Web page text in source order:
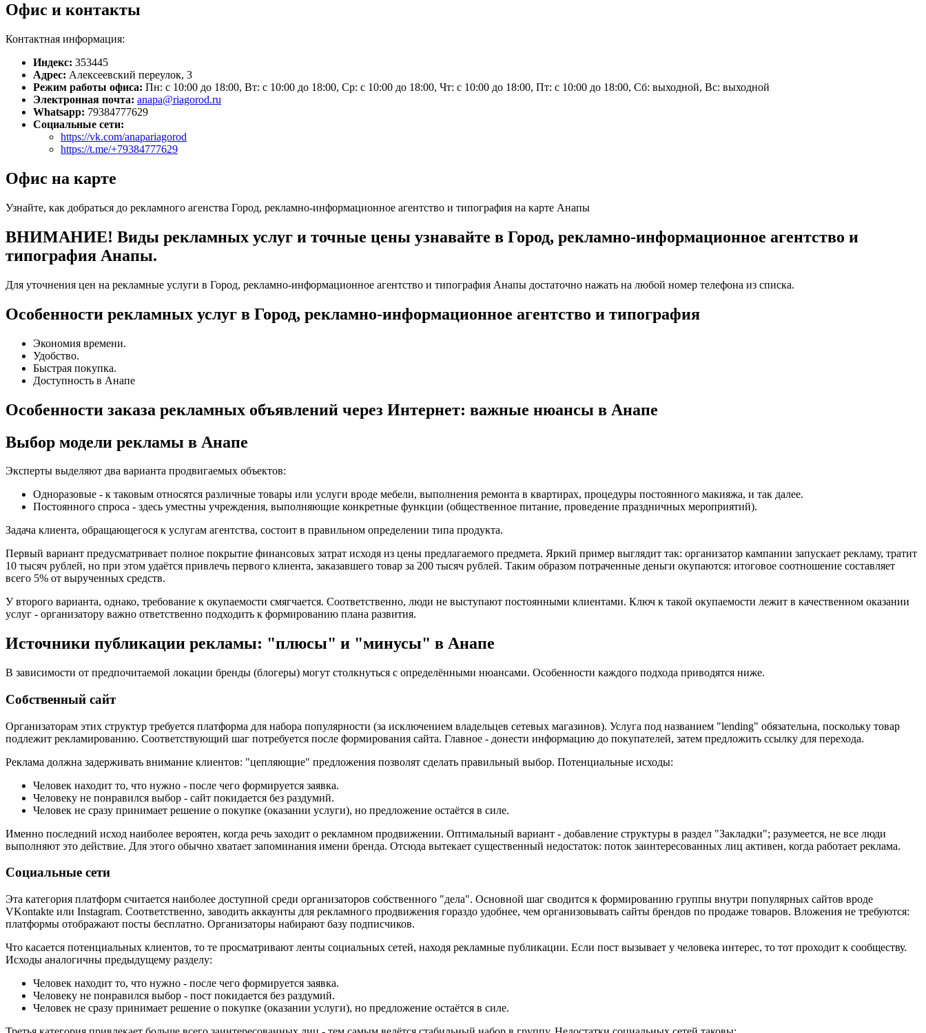
Офис и контакты
Контактная информация:
Индекс: 353445
Адрес: Алексеевский переулок, 3
Режим работы офиса: Пн: с 10:00 до 18:00, Вт: с 10:00 до 18:00, Ср: с 10:00 до 18:00, Чт: с 10:00 до 18:00, Пт: с 10:00 до 18:00, Сб: выходной, Вс: выходной
Электронная почта: anapa@riagorod.ru
Whatsapp: 79384777629
Социальные сети:
https://vk.com/anapariagorod
https://t.me/+79384777629
Офис на карте
Узнайте, как добраться до рекламного агенства Город, рекламно-информационное агентство и типография на карте Анапы
ВНИМАНИЕ! Виды рекламных услуг и точные цены узнавайте в Город, рекламно-информационное агентство и
типография Анапы.
Для уточнения цен на рекламные услуги в Город, рекламно-информационное агентство и типография Анапы достаточно нажать на любой номер телефона из списка.
Особенности рекламных услуг в Город, рекламно-информационное агентство и типография
Экономия времени.
Удобство.
Быстрая покупка.
Доступность в Анапе
Особенности заказа рекламных объявлений через Интернет: важные нюансы в Анапе
Выбор модели рекламы в Анапе
Эксперты выделяют два варианта продвигаемых объектов:
Одноразовые - к таковым относятся различные товары или услуги вроде мебели, выполнения ремонта в квартирах, процедуры постоянного макияжа, и так далее.
Постоянного спроса - здесь уместны учреждения, выполняющие конкретные функции (общественное питание, проведение праздничных мероприятий).
Задача клиента, обращающегося к услугам агентства, состоит в правильном определении типа продукта.
Первый вариант предусматривает полное покрытие финансовых затрат исходя из цены предлагаемого предмета. Яркий пример выглядит так: организатор кампании запускает рекламу, тратит
10 тысяч рублей, но при этом удаётся привлечь первого клиента, заказавшего товар за 200 тысяч рублей. Таким образом потраченные деньги окупаются: итоговое соотношение составляет
всего 5% от вырученных средств.
У второго варианта, однако, требование к окупаемости смягчается. Соответственно, люди не выступают постоянными клиентами. Ключ к такой окупаемости лежит в качественном оказании
услуг - организатору важно ответственно подходить к формированию плана развития.
Источники публикации рекламы: "плюсы" и "минусы" в Анапе
В зависимости от предпочитаемой локации бренды (блогеры) могут столкнуться с определёнными нюансами. Особенности каждого подхода приводятся ниже.
Собственный сайт
Организаторам этих структур требуется платформа для набора популярности (за исключением владельцев сетевых магазинов). Услуга под названием "lending" обязательна, поскольку товар
подлежит рекламированию. Соответствующий шаг потребуется после формирования сайта. Главное - донести информацию до покупателей, затем предложить ссылку для перехода.
Реклама должна задерживать внимание клиентов: "цепляющие" предложения позволят сделать правильный выбор. Потенциальные исходы:
Человек находит то, что нужно - после чего формируется заявка.
Человеку не понравился выбор - сайт покидается без раздумий.
Человек не сразу принимает решение о покупке (оказании услуги), но предложение остаётся в силе.
Именно последний исход наиболее вероятен, когда речь заходит о рекламном продвижении. Оптимальный вариант - добавление структуры в раздел "Закладки"; разумеется, не все люди
выполняют это действие. Для этого обычно хватает запоминания имени бренда. Отсюда вытекает существенный недостаток: поток заинтересованных лиц активен, когда работает реклама.
Социальные сети
Эта категория платформ считается наиболее доступной среди организаторов собственного "дела". Основной шаг сводится к формированию группы внутри популярных сайтов вроде
VKontakte или Instagram. Соответственно, заводить аккаунты для рекламного продвижения гораздо удобнее, чем организовывать сайты брендов по продаже товаров. Вложения не требуются:
платформы отображают посты бесплатно. Организаторы набирают базу подписчиков.
Что касается потенциальных клиентов, то те просматривают ленты социальных сетей, находя рекламные публикации. Если пост вызывает у человека интерес, то тот проходит к сообществу.
Исходы аналогичны предыдущему разделу:
Человек находит то, что нужно - после чего формируется заявка.
Человеку не понравился выбор - пост покидается без раздумий.
Человек не сразу принимает решение о покупке (оказании услуги), но предложение остаётся в силе.